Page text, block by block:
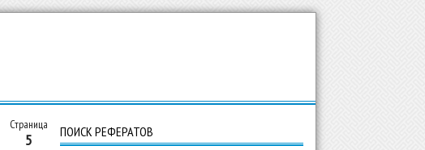
Страница
5 ПОИСК РЕФЕРАТОВ